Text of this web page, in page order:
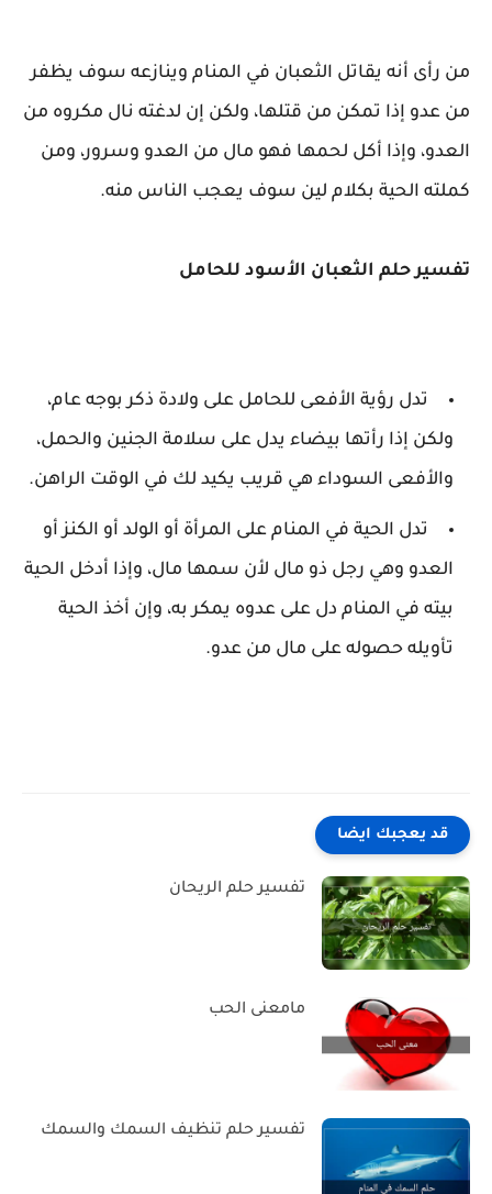
من رأى أنه يقاتل الثعبان في المنام وينازعه سوف يظفر
من عدو إذا تمكن من قتلها، ولكن إن لدغته نال مكروه من
العدو، وإذا أكل لحمها فهو مال من العدو وسرور، ومن
كملته الحية بكلام لين سوف يعجب الناس منه.
تفسير حلم الثعبان الأسود للحامل
تدل رؤية الأفعى للحامل على ولادة ذكر بوجه عام،
ولكن إذا رأتها بيضاء يدل على سلامة الجنين والحمل،
والأفعى السوداء هي قريب يكيد لك في الوقت الراهن.
تدل الحية في المنام على المرأة أو الولد أو الكنز أو
العدو وهي رجل ذو مال لأن سمها مال، وإذا أدخل الحية
بيته في المنام دل على عدوه يمكر به، وإن أخذ الحية
تأويله حصوله على مال من عدو.
قد يعجبك ايضا
تفسير حلم الريحان
مامعنى الحب
تفسير حلم تنظيف السمك والسمك